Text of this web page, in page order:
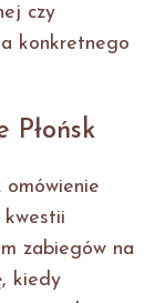
czy
konkretnego
Płońsk
omówienie
kwestii
zabiegów na
kiedy